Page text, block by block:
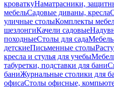
кроваткуНаматрасники,
мебельСадовые диваны, кресла
уличные столыКомплекты
шезлонгиКачели садовые
походныеСтолы для сада
детскиеПисьменные столы
кресла и стулья для учебы
табуретки, подставки для бани
баниЖурнальные столики для
офисаСтолы офисные,